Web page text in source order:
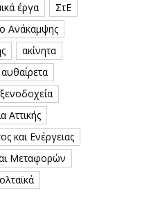
έργα
ΣτΕ
Ανάκαμψης
ακίνητα
αυθαίρετα
ξενοδοχεία
Αττικής
και Ενέργειας
Μεταφορών